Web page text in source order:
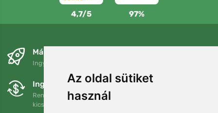
Az oldal sütiket
használ
4,7/5 97%
Másnapra és ingyenesen
Ingyenes szállítás a következő összeg felett: 80 EUR
Ingyenes csere és visszaküldés
Rendelését 90 napon belül bármikor visszaküldheti vagy
kicserélheti.